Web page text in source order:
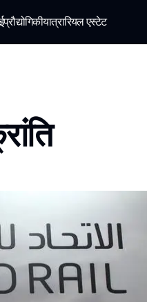
प्रौद्योगिकीयात्रारियल एस्टेट